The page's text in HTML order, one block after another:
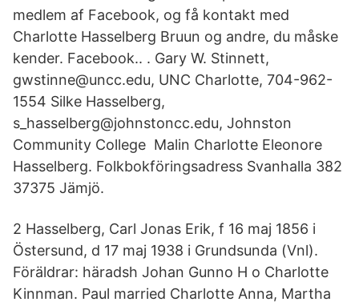
medlem af Facebook, og få kontakt med
Charlotte Hasselberg Bruun og andre, du måske
kender. Facebook.. . Gary W. Stinnett,
gwstinne@uncc.edu, UNC Charlotte, 704-962-
1554 Silke Hasselberg,
s_hasselberg@johnstoncc.edu, Johnston
Community College Malin Charlotte Eleonore
Hasselberg. Folkbokföringsadress Svanhalla 382
37375 Jämjö.
2 Hasselberg, Carl Jonas Erik, f 16 maj 1856 i
Östersund, d 17 maj 1938 i Grundsunda (Vnl).
Föräldrar: häradsh Johan Gunno H o Charlotte
Kinnman. Paul married Charlotte Anna, Martha